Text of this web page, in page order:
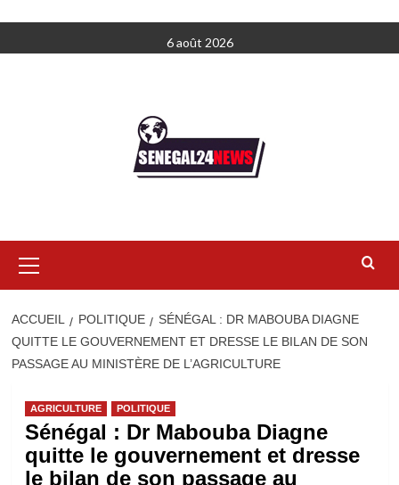
au
6 août 2026
principal
ACCUEIL POLITIQUE
SÉNÉGAL : DR MABOUBA DIAGNE
QUITTE LE GOUVERNEMENT ET DRESSE LE BILAN DE SON
PASSAGE AU MINISTÈRE DE L’AGRICULTURE
AGRICULTURE POLITIQUE
Sénégal : Dr Mabouba Diagne
quitte le gouvernement et dresse
le bilan de son passage au